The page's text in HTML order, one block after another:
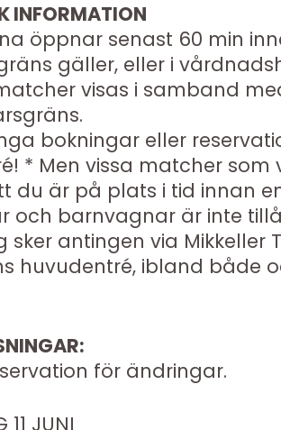
INFORMATION
öppnar senast 60 min
gäller, eller i
visas i samband
bokningar eller
* Men vissa matcher
du är på plats i tid innan
och barnvagnar är inte
sker antingen via Mikkeller
huvudentré, ibland både
för ändringar.
11 JUNI